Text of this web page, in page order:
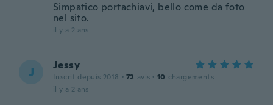
Simpatico portachiavi, bello come da foto
nel sito.
il y a 2 ans
J Jessy
Inscrit depuis 2018 · 72 avis · 10 chargements
il y a 2 ans